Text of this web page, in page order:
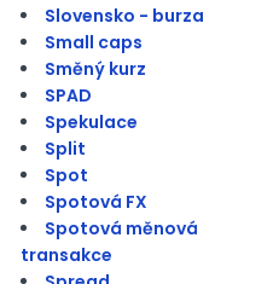
Slovensko - burza
Small caps
Směný kurz
SPAD
Spekulace
Split
Spot
Spotová FX
Spotová měnová
transakce